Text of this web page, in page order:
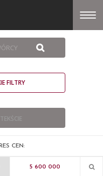
FILTRY
CEN: